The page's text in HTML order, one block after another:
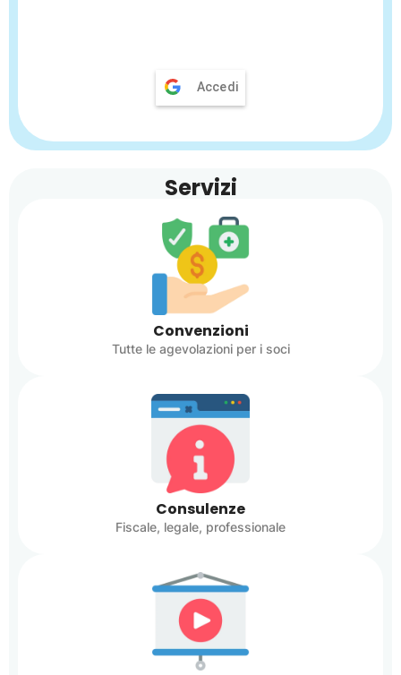
Accedi
Servizi
Convenzioni
Tutte le agevolazioni per i soci
Consulenze
Fiscale, legale, professionale